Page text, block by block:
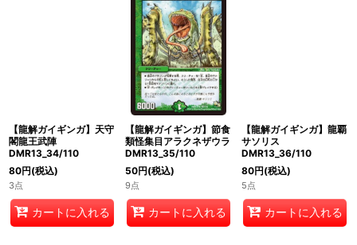
【龍解ガイギンガ】天守
閣龍王武陣
DMR13_34/110
80円(税込)
3点
カートに入れる
【龍解ガイギンガ】節食
類怪集目アラクネザウラ
DMR13_35/110
50円(税込)
9点
カートに入れる
【龍解ガイギンガ】龍覇
サソリス
DMR13_36/110
80円(税込)
5点
カートに入れる